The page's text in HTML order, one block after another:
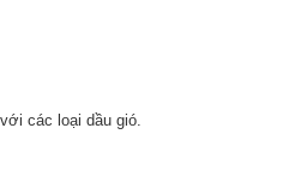
các loại dầu gió.